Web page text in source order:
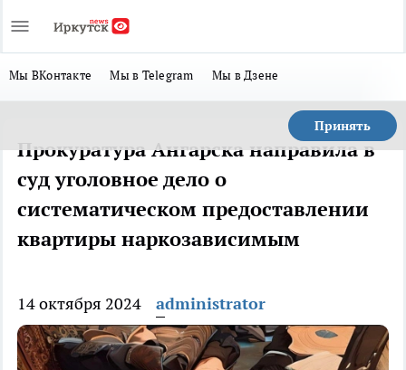
Мы ВКонтакте Мы в Telegram Мы в Дзене
Принять
Прокуратура Ангарска направила в
суд уголовное дело о
систематическом предоставлении
квартиры наркозависимым
14 октября 2024 administrator